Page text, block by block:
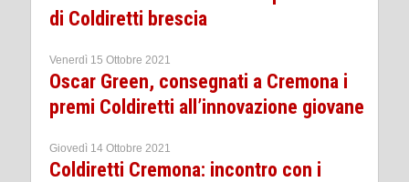
di Coldiretti brescia
Venerdì 15 Ottobre 2021
Oscar Green, consegnati a Cremona i
premi Coldiretti all’innovazione giovane
Giovedì 14 Ottobre 2021
Coldiretti Cremona: incontro con i